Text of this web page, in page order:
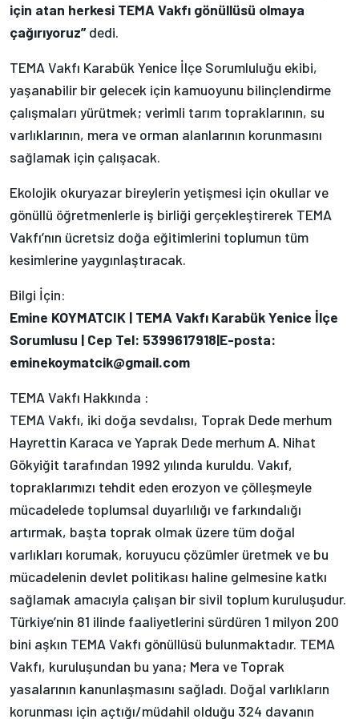
için atan herkesi TEMA Vakfı gönüllüsü olmaya
çağırıyoruz”dedi.
TEMA Vakfı Karabük Yenice İlçe Sorumluluğu ekibi,
yaşanabilir bir gelecek için kamuoyunu bilinçlendirme
çalışmaları yürütmek; verimli tarım topraklarının, su
varlıklarının, mera ve orman alanlarının korunmasını
sağlamak için çalışacak.
Ekolojik okuryazar bireylerin yetişmesi için okullar ve
gönüllü öğretmenlerle iş birliği gerçekleştirerek TEMA
Vakfı’nın ücretsiz doğa eğitimlerini toplumun tüm
kesimlerine yaygınlaştıracak.
Bilgi İçin:
Emine KOYMATCIK | TEMA Vakfı Karabük Yenice İlçe
Sorumlusu | Cep Tel: 5399617918|E-posta:
eminekoymatcik@gmail.com
TEMA Vakfı Hakkında :
TEMA Vakfı, iki doğa sevdalısı, Toprak Dede merhum
Hayrettin Karaca ve Yaprak Dede merhum A. Nihat
Gökyiğit tarafından 1992 yılında kuruldu. Vakıf,
topraklarımızı tehdit eden erozyon ve çölleşmeyle
mücadelede toplumsal duyarlılığı ve farkındalığı
artırmak, başta toprak olmak üzere tüm doğal
varlıkları korumak, koruyucu çözümler üretmek ve bu
mücadelenin devlet politikası haline gelmesine katkı
sağlamak amacıyla çalışan bir sivil toplum kuruluşudur.
Türkiye’nin 81 ilinde faaliyetlerini sürdüren 1 milyon 200
bini aşkın TEMA Vakfı gönüllüsü bulunmaktadır. TEMA
Vakfı, kuruluşundan bu yana; Mera ve Toprak
yasalarının kanunlaşmasını sağladı. Doğal varlıkların
korunması için açtığı/müdahil olduğu 324 davanın